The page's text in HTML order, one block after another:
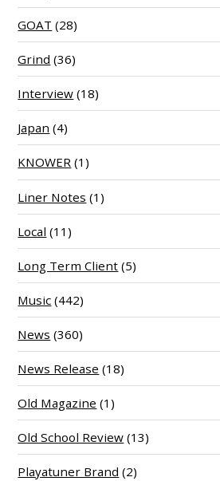
GOAT (28)
Grind (36)
Interview (18)
Japan (4)
KNOWER (1)
Liner Notes (1)
Local (11)
Long Term Client (5)
Music (442)
News (360)
News Release (18)
Old Magazine (1)
Old School Review (13)
Playatuner Brand (2)